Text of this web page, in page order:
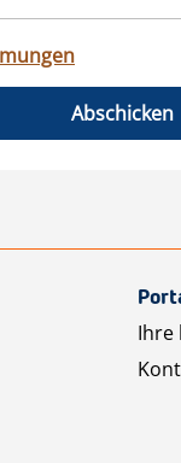
Abschicken
Ihre